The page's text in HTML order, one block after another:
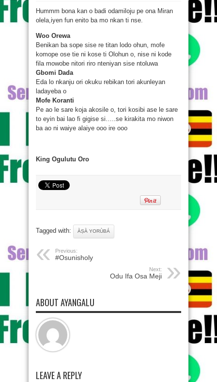
Hummm bona kan o badi odamiloju pe ona Miran
olela,iyen fun enito ba mo nkan ti nse.
Woo Orewa
Benikan ba sope sise re titan lodo ohun, mofe
komope ose tie ni kose ti Olohun o, nise ni kode
fila mowobe nitori riro nteniyan sise ntoluwa
Gbomi Dada
Eda lo nkanju ori okuku rebikan tori akunleyan
ladayeba o
Mofe Koranti
Pe ao le sare koja akosile o, tori kosibi ase le sare
to eyin bai lao fi gigise si…..se kirakita mo niwon
ba ao ni waiye alaiye ooo ire ooo
King Ogulutu Oro
Tagged with: ÀṢÀ YORÙBÁ
Previous:
#Osunisholy
Next:
Odu Ifa Osa Meji
ABOUT AYANGALU
LEAVE A REPLY